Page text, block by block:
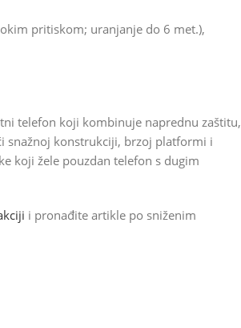
pritiskom; uranjanje do 6 met.),
telefon koji kombinuje naprednu zaštitu,
snažnoj konstrukciji, brzoj platformi i
koji žele pouzdan telefon s dugim
i pronađite artikle po sniženim